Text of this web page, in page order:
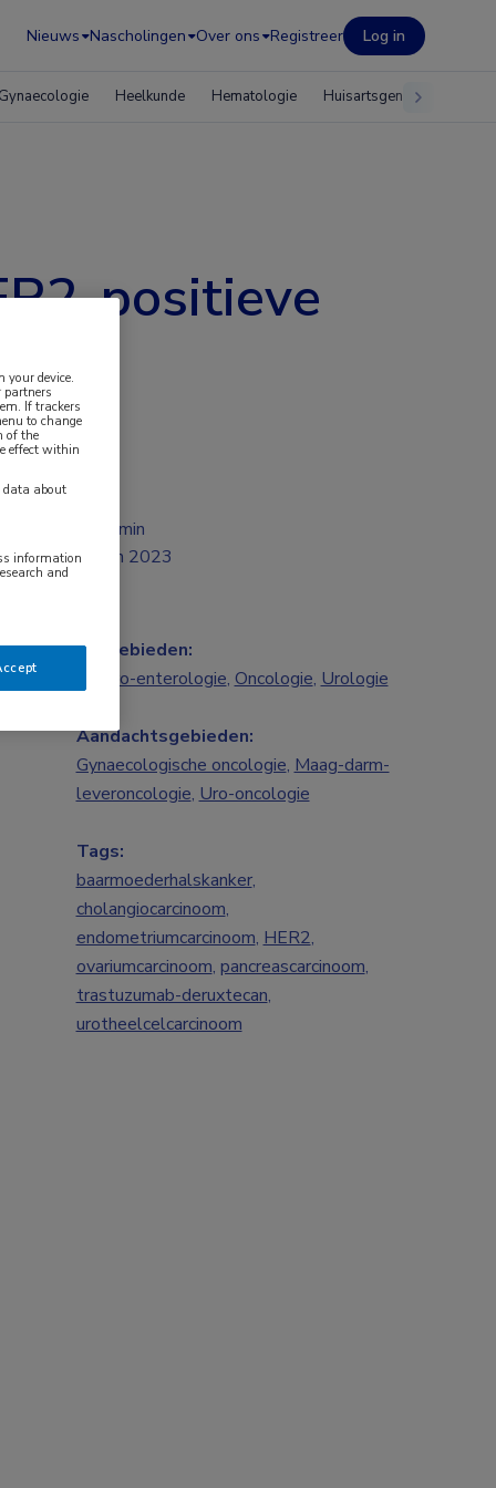
Nieuws Nascholingen Over ons Registreer Log in
Heelkunde Hematologie Huisartsgeneeskunde
positieve
2 min
jun 2023
Vakgebieden:
Gastro-enterologie, Oncologie, Urologie
Aandachtsgebieden:
Gynaecologische oncologie, Maag-darm-
leveroncologie, Uro-oncologie
Tags:
baarmoederhalskanker,
cholangiocarcinoom,
endometriumcarcinoom, HER2,
ovariumcarcinoom, pancreascarcinoom,
trastuzumab-deruxtecan,
urotheelcelcarcinoom
device.
partners
If trackers
to change
of the
effect within
data about
information
and